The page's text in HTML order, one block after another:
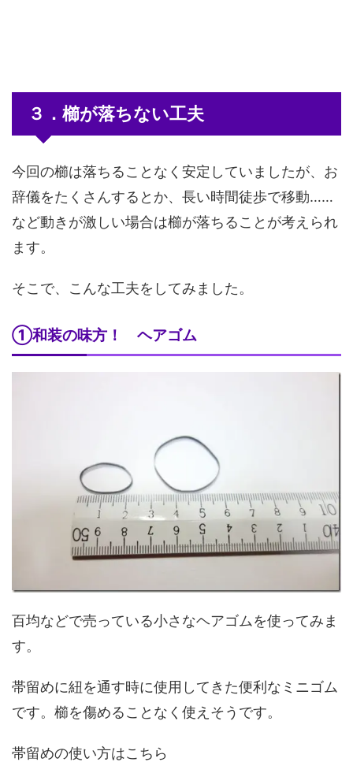
３．櫛が落ちない工夫
今回の櫛は落ちることなく安定していましたが、お
辞儀をたくさんするとか、長い時間徒歩で移動……
など動きが激しい場合は櫛が落ちることが考えられ
ます。
そこで、こんな工夫をしてみました。
①和装の味方！ ヘアゴム
百均などで売っている小さなヘアゴムを使ってみま
す。
帯留めに紐を通す時に使用してきた便利なミニゴム
です。櫛を傷めることなく使えそうです。
帯留めの使い方はこちら